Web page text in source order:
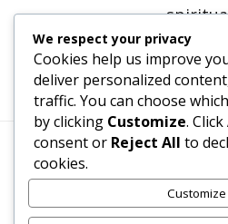
47,57lei
Termeni, Condiții & Protecția
We respect your privacy
Cookies help us improve
deliver personalized
traffic. You can choose
by clicking Customize. Click
consent or Reject All to
cookies.
Customize